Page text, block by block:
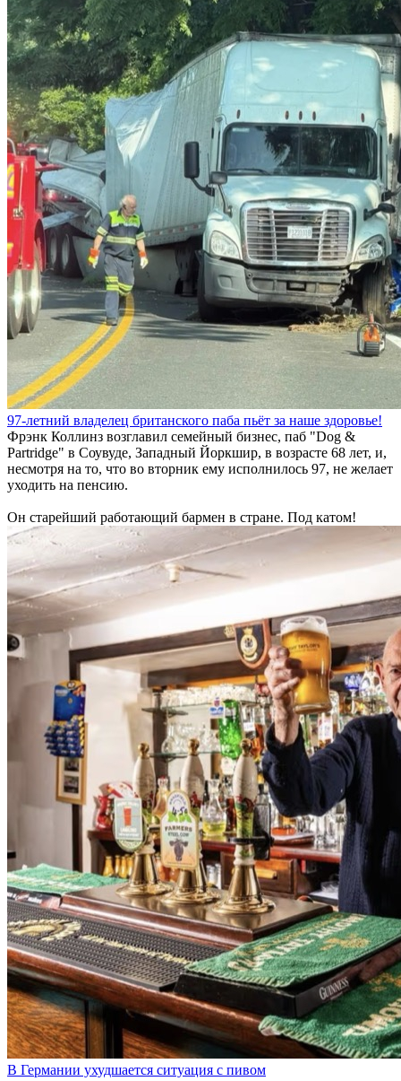
97-летний владелец британского паба пьёт за наше здоровье!
Фрэнк Коллинз возглавил семейный бизнес, паб "Dog &
Partridge" в Соувуде, Западный Йоркшир, в возрасте 68 лет, и,
несмотря на то, что во вторник ему исполнилось 97, не желает
уходить на пенсию.
Он старейший работающий бармен в стране. Под катом!
В Германии ухудшается ситуация с пивом